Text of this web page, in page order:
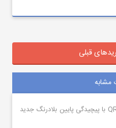
قبلی
مشابه
دانلود مقاله آشکارساز مختلط QRS با پیچیدگی پایین بلادرنگ جدید